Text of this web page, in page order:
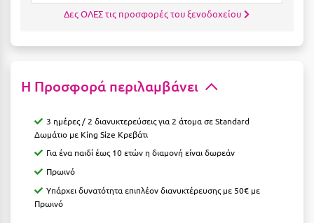
Κύμη Ευβοίας
Κως
Λαγκάδια
Λακόπετρα Αχαΐας
Λακωνία
Δες ΟΛΕΣ τις προσφορές του ξενοδοχείου
Η Προσφορά περιλαμβάνει
3 ημέρες / 2 διανυκτερεύσεις για 2 άτομα σε Standard
Δωμάτιο με King Size Kρεβάτι
Για ένα παιδί έως 10 ετών η διαμονή είναι δωρεάν
Πρωινό
Υπάρχει δυνατότητα επιπλέον διανυκτέρευσης με 50€ με
Πρωινό